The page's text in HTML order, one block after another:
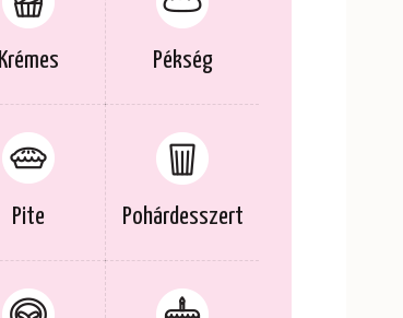
Krémes Pékség
Pite Pohárdesszert